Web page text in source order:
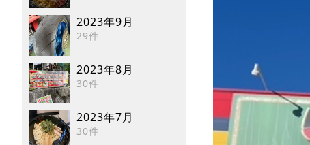
2023年9月
29件
2023年8月
30件
2023年7月
30件